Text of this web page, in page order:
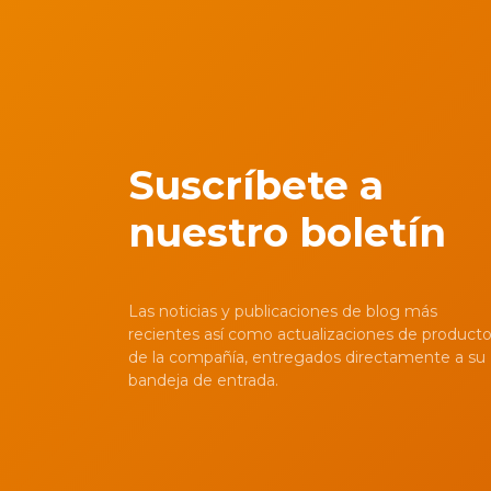
Suscríbete a
nuestro boletín
Las noticias y publicaciones de blog más
recientes así como actualizaciones de
de la compañía, entregados directamente a su
bandeja de entrada.